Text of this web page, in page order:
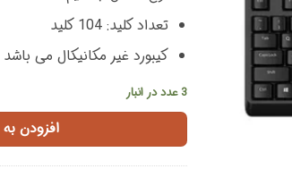
تعداد کلید: 104 کلید
کیبورد غیر مکانیکال می باشد
3 عدد در انبار
افزودن